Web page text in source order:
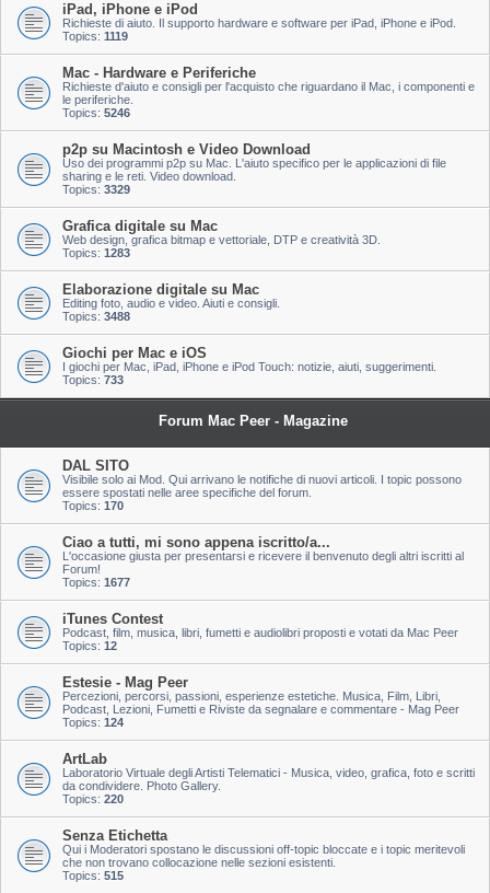
iPad, iPhone e iPod
Richieste di aiuto. Il supporto hardware e software per iPad, iPhone e iPod.
Topics: 1119
Mac - Hardware e Periferiche
Richieste d'aiuto e consigli per l'acquisto che riguardano il Mac, i componenti e
le periferiche.
Topics: 5246
p2p su Macintosh e Video Download
Uso dei programmi p2p su Mac. L'aiuto specifico per le applicazioni di file
sharing e le reti. Video download.
Topics: 3329
Grafica digitale su Mac
Web design, grafica bitmap e vettoriale, DTP e creatività 3D.
Topics: 1283
Elaborazione digitale su Mac
Editing foto, audio e video. Aiuti e consigli.
Topics: 3488
Giochi per Mac e iOS
I giochi per Mac, iPad, iPhone e iPod Touch: notizie, aiuti, suggerimenti.
Topics: 733
Forum Mac Peer - Magazine
DAL SITO
Visibile solo ai Mod. Qui arrivano le notifiche di nuovi articoli. I topic possono
essere spostati nelle aree specifiche del forum.
Topics: 170
Ciao a tutti, mi sono appena iscritto/a...
L'occasione giusta per presentarsi e ricevere il benvenuto degli altri iscritti al
Forum!
Topics: 1677
iTunes Contest
Podcast, film, musica, libri, fumetti e audiolibri proposti e votati da Mac Peer
Topics: 12
Estesie - Mag Peer
Percezioni, percorsi, passioni, esperienze estetiche. Musica, Film, Libri,
Podcast, Lezioni, Fumetti e Riviste da segnalare e commentare - Mag Peer
Topics: 124
ArtLab
Laboratorio Virtuale degli Artisti Telematici - Musica, video, grafica, foto e scritti
da condividere. Photo Gallery.
Topics: 220
Senza Etichetta
Qui i Moderatori spostano le discussioni off-topic bloccate e i topic meritevoli
che non trovano collocazione nelle sezioni esistenti.
Topics: 515